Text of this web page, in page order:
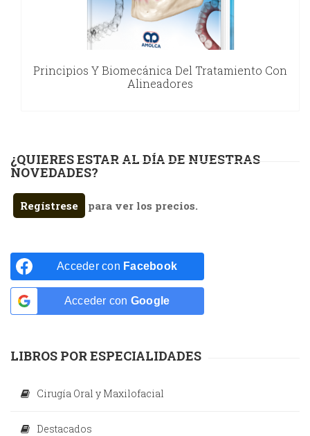
Principios Y Biomecánica Del Tratamiento Con
Alineadores
¿QUIERES ESTAR AL DÍA DE NUESTRAS
NOVEDADES?
Regístrese para ver los precios.
Acceder con Facebook
Acceder con Google
LIBROS POR ESPECIALIDADES
Cirugía Oral y Maxilofacial
Destacados